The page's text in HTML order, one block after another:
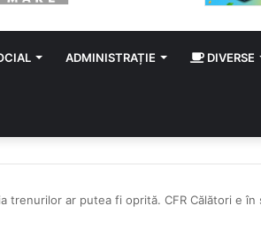
ADMINISTRAȚIE DIVERSE
trenurilor ar putea fi oprită. CFR Călători e